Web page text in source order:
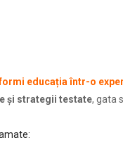
educația într-o
și strategii testate, gata